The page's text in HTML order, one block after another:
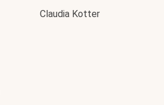
Claudia Kotter